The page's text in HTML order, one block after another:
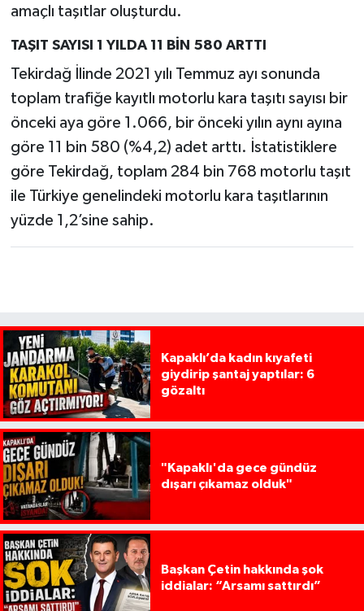
amaçlı taşıtlar oluşturdu.
TAŞIT SAYISI 1 YILDA 11 BİN 580 ARTTI
Tekirdağ İlinde 2021 yılı Temmuz ayı sonunda
toplam trafiğe kayıtlı motorlu kara taşıtı sayısı bir
önceki aya göre 1.066, bir önceki yılın aynı ayına
göre 11 bin 580 (%4,2) adet arttı. İstatistiklere
göre Tekirdağ, toplam 284 bin 768 motorlu taşıt
ile Türkiye genelindeki motorlu kara taşıtlarının
yüzde 1,2’sine sahip.
Kapaklı’da kadın kıyafeti
giydirip şantaj yaptılar: 6
gözaltı
"Kapaklı'da gece gündüz
dışarı çıkamaz olduk"
Başkan Çetin hakkında şok
iddialar: “Arsamı sattırdı”